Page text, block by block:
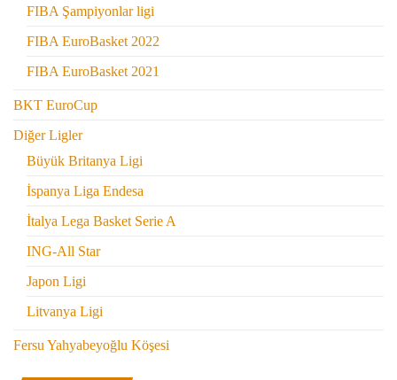
FIBA Şampiyonlar ligi
FIBA EuroBasket 2022
FIBA EuroBasket 2021
BKT EuroCup
Diğer Ligler
Büyük Britanya Ligi
İspanya Liga Endesa
İtalya Lega Basket Serie A
ING-All Star
Japon Ligi
Litvanya Ligi
Fersu Yahyabeyoğlu Köşesi